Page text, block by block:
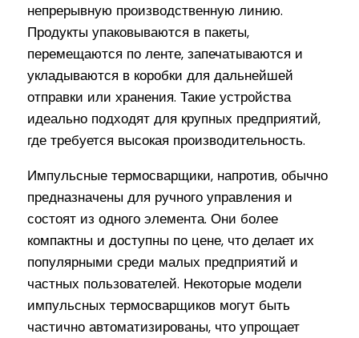
непрерывную производственную линию.
Продукты упаковываются в пакеты,
перемещаются по ленте, запечатываются и
укладываются в коробки для дальнейшей
отправки или хранения. Такие устройства
идеально подходят для крупных предприятий,
где требуется высокая производительность.
Импульсные термосварщики, напротив, обычно
предназначены для ручного управления и
состоят из одного элемента. Они более
компактны и доступны по цене, что делает их
популярными среди малых предприятий и
частных пользователей. Некоторые модели
импульсных термосварщиков могут быть
частично автоматизированы, что упрощает